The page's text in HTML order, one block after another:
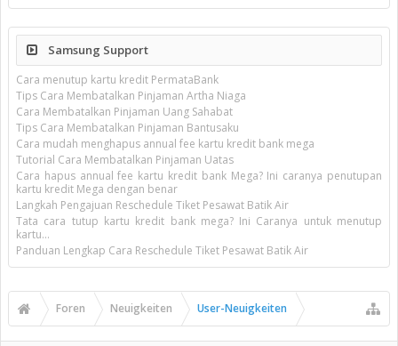
Samsung Support
Cara menutup kartu kredit PermataBank
Tips Cara Membatalkan Pinjaman Artha Niaga
Cara Membatalkan Pinjaman Uang Sahabat
Tips Cara Membatalkan Pinjaman Bantusaku
Cara mudah menghapus annual fee kartu kredit bank mega
Tutorial Cara Membatalkan Pinjaman Uatas
Cara hapus annual fee kartu kredit bank Mega? Ini caranya penutupan
kartu kredit Mega dengan benar
Langkah Pengajuan Reschedule Tiket Pesawat Batik Air
Tata cara tutup kartu kredit bank mega? Ini Caranya untuk menutup
kartu...
Panduan Lengkap Cara Reschedule Tiket Pesawat Batik Air
Foren Neuigkeiten User-Neuigkeiten